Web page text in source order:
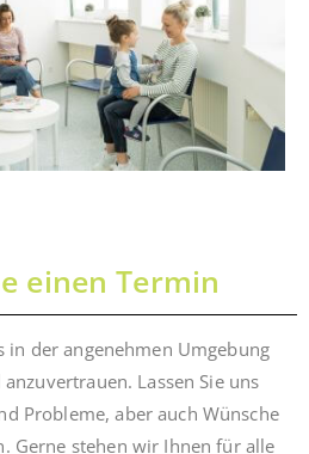
einen Termin
in der angenehmen Umgebung
Lassen Sie uns
Probleme, aber auch Wünsche
Gerne stehen wir Ihnen für alle